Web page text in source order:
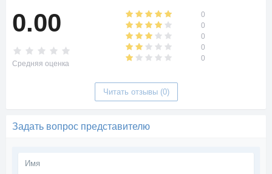
0.00
Средняя оценка
0
0
0
0
0
Читать отзывы (0)
Задать вопрос представителю